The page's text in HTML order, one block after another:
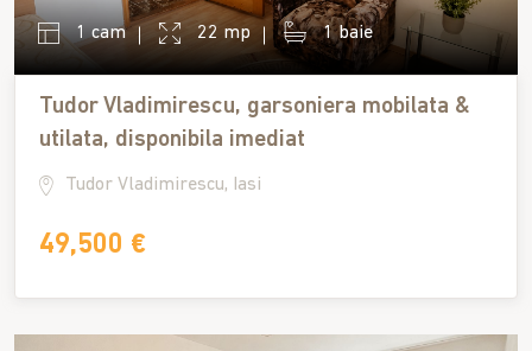
1 cam 22 mp 1 baie
Tudor Vladimirescu, garsoniera mobilata &
utilata, disponibila imediat
Tudor Vladimirescu, Iasi
49,500 €